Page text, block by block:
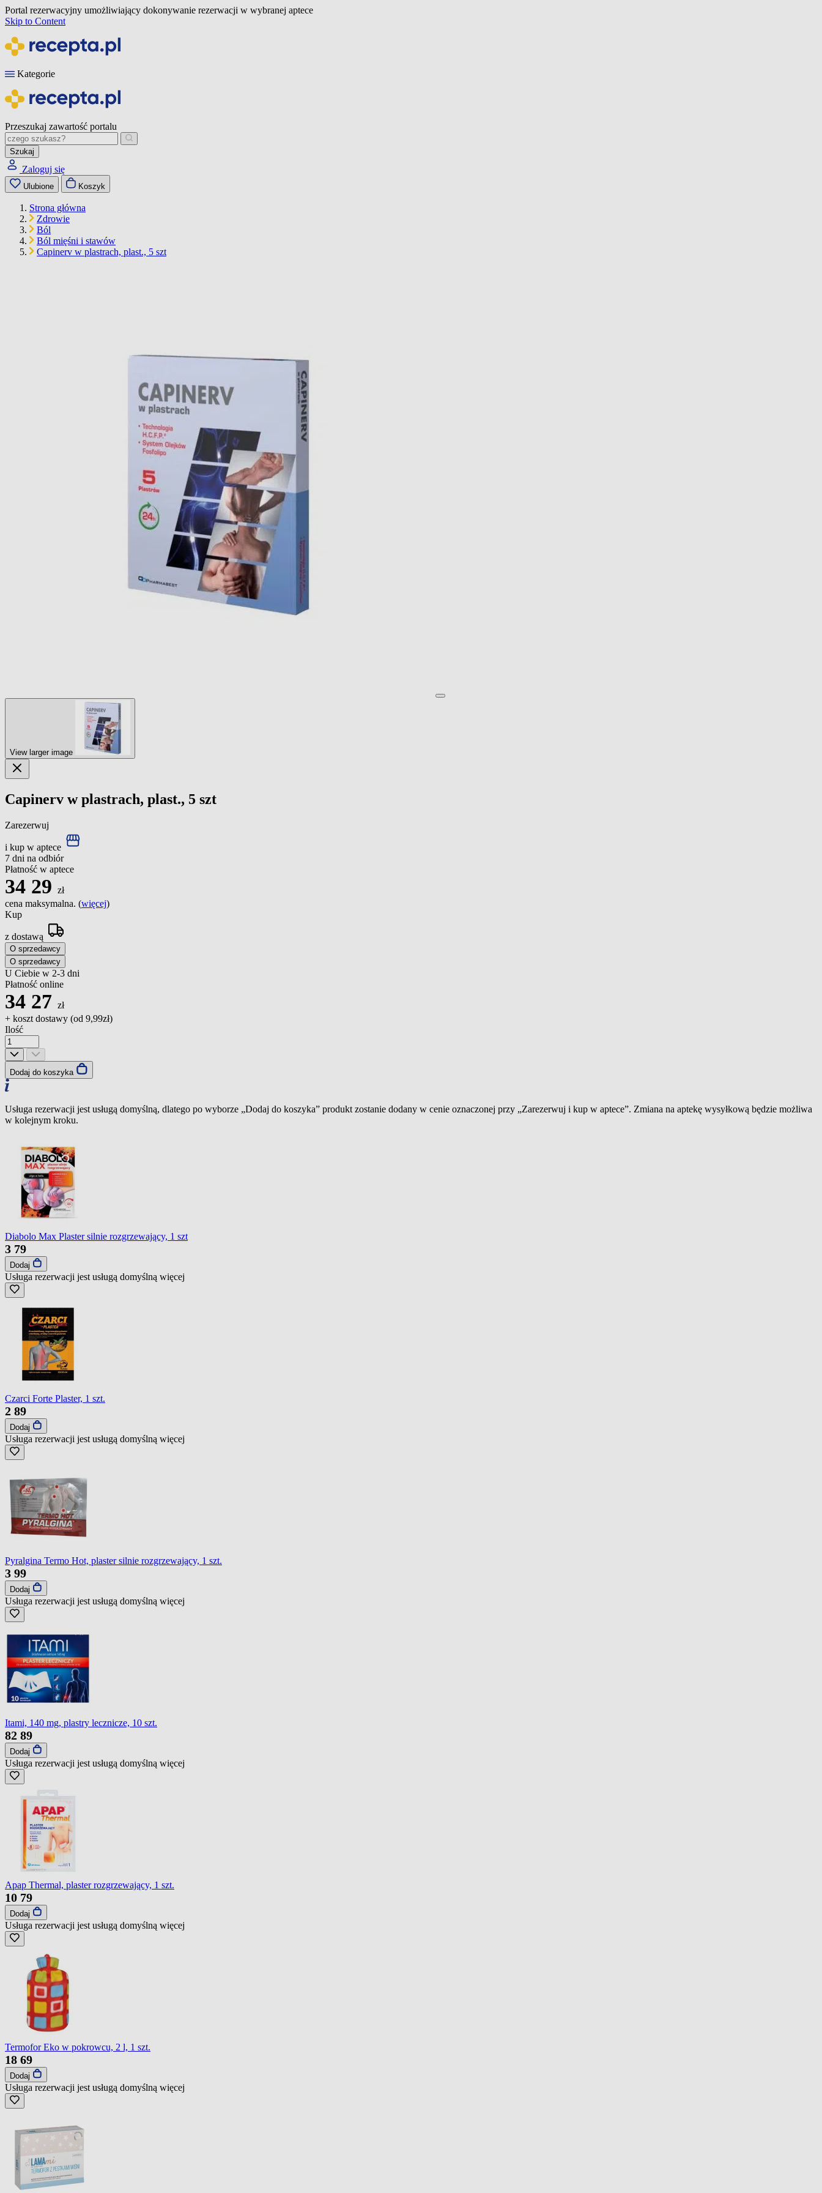
Portal rezerwacyjny umożliwiający dokonywanie rezerwacji w wybranej aptece
Skip to Content
Kategorie
Przeszukaj zawartość portalu
Szukaj
Zaloguj się
Ulubione Koszyk
Strona główna
Zdrowie
Ból
Ból mięśni i stawów
Capinerv w plastrach, plast., 5 szt
View larger image
Capinerv w plastrach, plast., 5 szt
Zarezerwuj
i kup w aptece
7 dni na odbiór
Płatność w aptece
34 29 zł
cena maksymalna. (więcej)
Kup
z dostawą
O sprzedawcy
O sprzedawcy
U Ciebie w 2-3 dni
Płatność online
34 27 zł
+ koszt dostawy (od 9,99zł)
Ilość
Dodaj do koszyka
Usługa rezerwacji jest usługą domyślną, dlatego po wyborze „Dodaj do koszyka” produkt zostanie dodany w cenie oznaczonej przy „Zarezerwuj i kup w aptece”. Zmiana na aptekę wysyłkową będzie możliwa
w kolejnym kroku.
Diabolo Max Plaster silnie rozgrzewający, 1 szt
3 79
Dodaj
Usługa rezerwacji jest usługą domyślną więcej
Czarci Forte Plaster, 1 szt.
2 89
Dodaj
Usługa rezerwacji jest usługą domyślną więcej
Pyralgina Termo Hot, plaster silnie rozgrzewający, 1 szt.
3 99
Dodaj
Usługa rezerwacji jest usługą domyślną więcej
Itami, 140 mg, plastry lecznicze, 10 szt.
82 89
Dodaj
Usługa rezerwacji jest usługą domyślną więcej
Apap Thermal, plaster rozgrzewający, 1 szt.
10 79
Dodaj
Usługa rezerwacji jest usługą domyślną więcej
Termofor Eko w pokrowcu, 2 l, 1 szt.
18 69
Dodaj
Usługa rezerwacji jest usługą domyślną więcej